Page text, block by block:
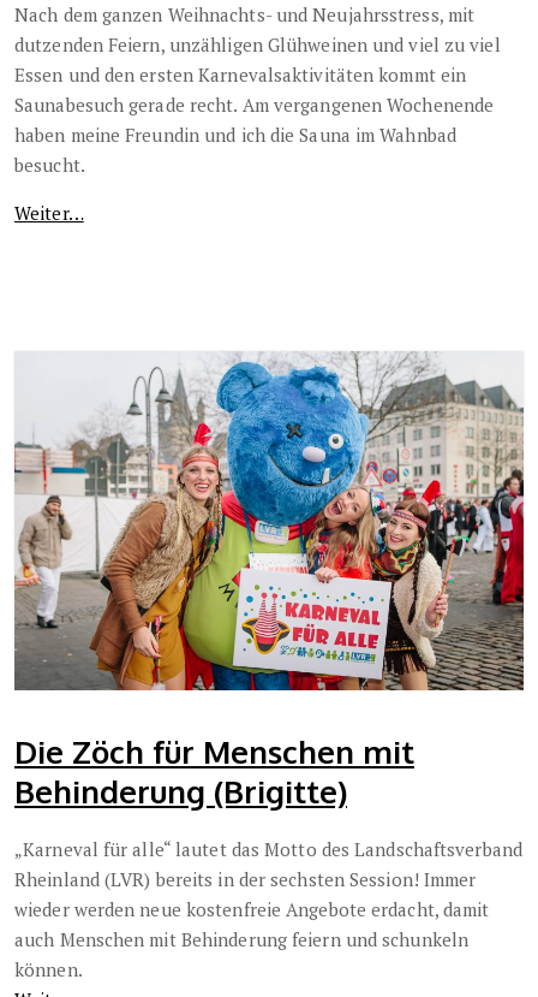
Nach dem ganzen Weihnachts- und Neujahrsstress, mit
dutzenden Feiern, unzähligen Glühweinen und viel zu viel
Essen und den ersten Karnevalsaktivitäten kommt ein
Saunabesuch gerade recht. Am vergangenen Wochenende
haben meine Freundin und ich die Sauna im Wahnbad
besucht.
Weiter…
Die Zöch für Menschen mit
Behinderung (Brigitte)
„Karneval für alle“ lautet das Motto des Landschaftsverband
Rheinland (LVR) bereits in der sechsten Session! Immer
wieder werden neue kostenfreie Angebote erdacht, damit
auch Menschen mit Behinderung feiern und schunkeln
können.